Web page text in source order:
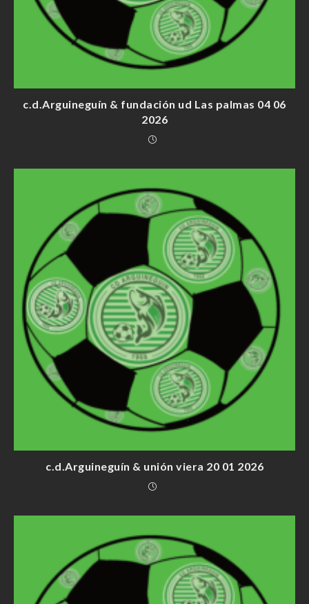
c.d.Arguineguín & fundación ud Las palmas 04 06
2026
c.d.Arguineguín & unión viera 20 01 2026